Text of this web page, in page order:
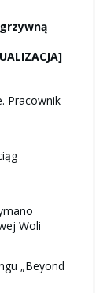
Pracownik
Woli
„Beyond